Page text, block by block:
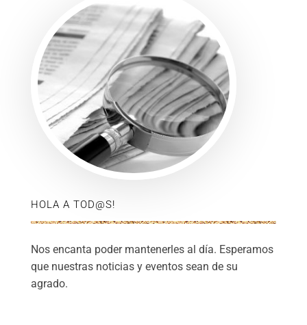
HOLA A TOD@S!
Nos encanta poder mantenerles al día. Esperamos
que nuestras noticias y eventos sean de su
agrado.